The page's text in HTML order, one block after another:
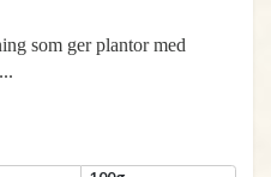
som ger plantor med